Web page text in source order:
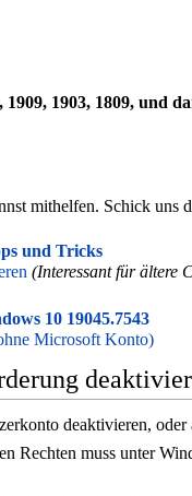
1903, 1809, und
mithelfen. Schick uns
und Tricks
(Interessant für ältere
10 19045.7543
Microsoft Konto)
deaktivieren, oder
Rechten muss unter